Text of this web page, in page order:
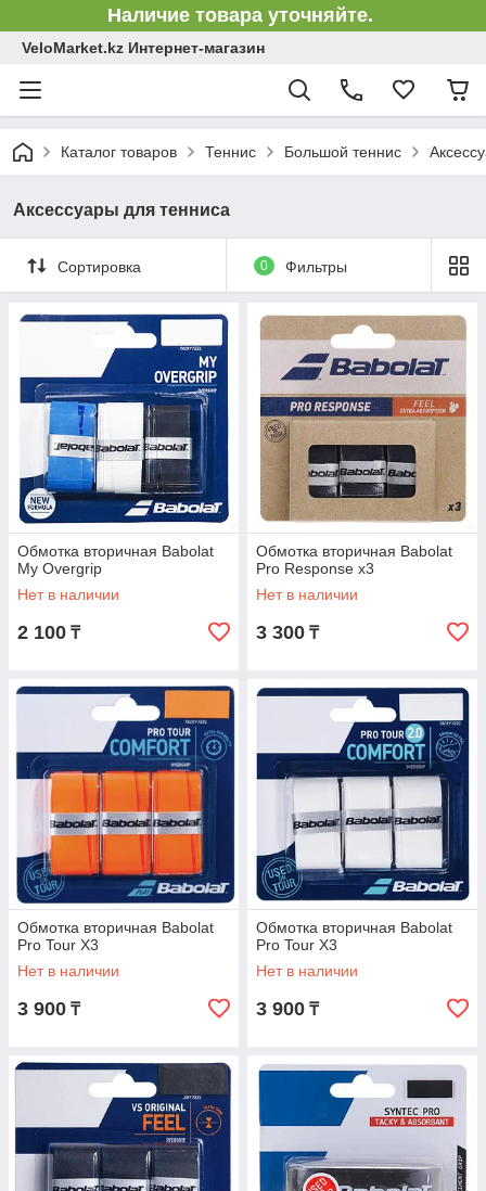
Наличие товара уточняйте.
VeloMarket.kz Интернет-магазин
Каталог товаров Теннис Большой теннис
Аксессуары для тенниса
Сортировка 0 Фильтры
Обмотка вторичная Babolat
My Overgrip
Нет в наличии
2 100 ₸
Обмотка вторичная Babolat
Pro Response х3
Нет в наличии
3 300 ₸
Обмотка вторичная Babolat
Pro Tour X3
Нет в наличии
3 900 ₸
Обмотка вторичная Babolat
Pro Tour X3
Нет в наличии
3 900 ₸